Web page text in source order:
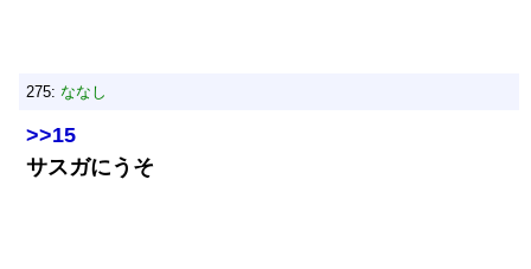
275: ななし
>>15
サスガにうそ